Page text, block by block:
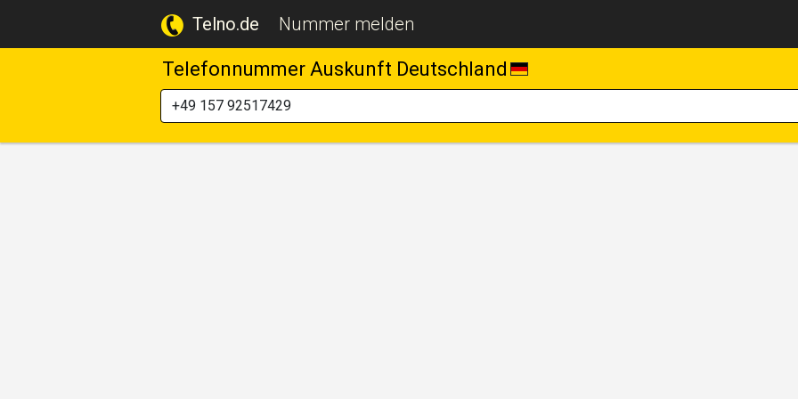
Telno.de Nummer melden
Telefonnummer Auskunft Deutschland